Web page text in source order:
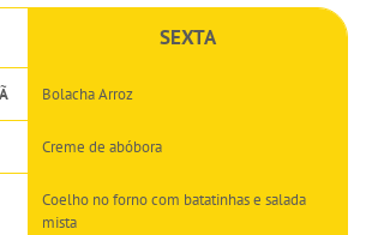
SEXTA
Bolacha Arroz
Creme de abóbora
Coelho no forno com batatinhas e salada
mista